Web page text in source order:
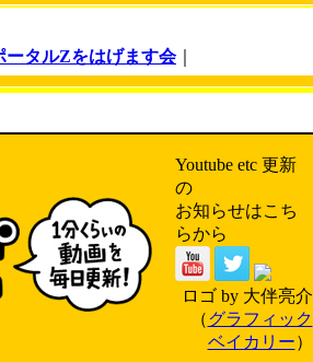
ータルZをはげます会｜
Youtube etc 更新
の
お知らせはこち
らから
ロゴ by 大伴亮介
（グラフィック
ベイカリー）